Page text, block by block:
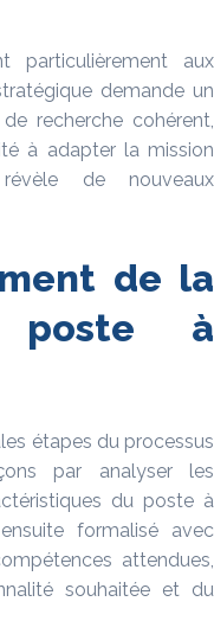
particulièrement aux
demande un
recherche cohérent,
à adapter la mission
de nouveaux
de la
poste à
étapes du processus
par analyser les
du poste à
formalisé avec
attendues,
souhaitée et du